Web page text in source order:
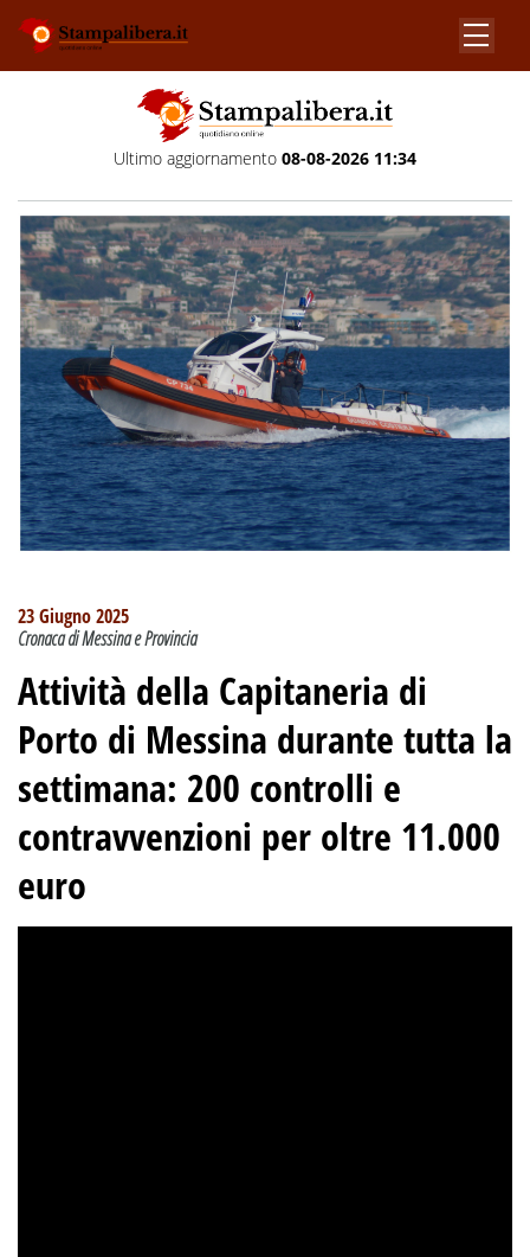
Ultimo aggiornamento 08-08-2026 11:34
23 Giugno 2025
Cronaca di Messina e Provincia
Attività della Capitaneria di
Porto di Messina durante tutta la
settimana: 200 controlli e
contravvenzioni per oltre 11.000
euro